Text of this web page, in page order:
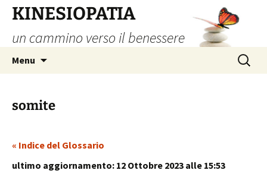
contenuto
KINESIOPATIA
un cammino verso il benessere
Menu
Ricerca
per:
somite
« Indice del Glossario
ultimo aggiornamento: 12 Ottobre 2023 alle 15:53